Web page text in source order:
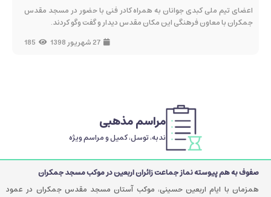
اعضای تیم ملی کبدی جوانان به همراه کادر فنی با حضور در مسجد مقدس
جمکران با معاون فرهنگی این مکان مقدس دیدار و گفت وگو کردند.
27 شهریور 1398
185
مراسم مذهبی
ندبه، توسل، کمیل و مراسم ویژه
صفوف به هم پیوسته نماز جماعت زائران اربعین در موکب مسجد جمکران
همزمان با ایام اربعین حسینی، موکب آستان مسجد مقدس جمکران در عمود